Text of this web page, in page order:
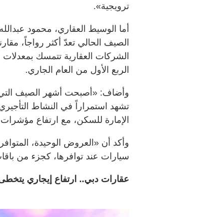
ترويجية».
أما الوسيط العقاري، محمود
الصيف الحالي تعدّ أكثر رواجاً،
الشركات العقارية تتمسك بمعدلات
الربع الأول من العام الجاري.
وأضاف: «أصبحت أشهر الصيف
تشهد استمراراً في النشاط
الإمارة للسكن، مع ارتفاع
وأكد أن «العروض الوحيدة،
سيارات عند توافرها، كجزء من
عقارات دبي.. ارتفاع إيجاري يتخطى